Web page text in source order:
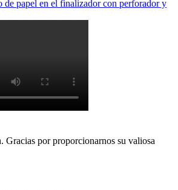
de papel en el finalizador con perforador y
Gracias por proporcionarnos su valiosa